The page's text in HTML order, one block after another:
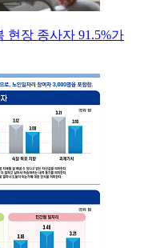
현장 종사자 91.5%가